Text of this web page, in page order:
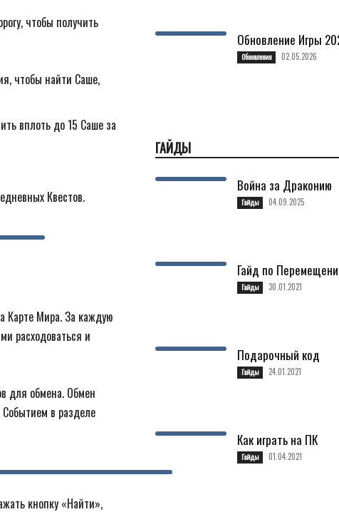
чтобы получить
чтобы найти Саше,
вплоть до 15 Саше за
Квестов.
Карте Мира. За каждую
расходоваться и
для обмена. Обмен
в разделе
кнопку «Найти»,
Обновление Игры
Обновления 02.05.2026
ГАЙДЫ
Война за Драконию
Гайды 04.09.2025
Гайд по
Гайды 30.01.2021
Подарочный код
Гайды 24.01.2021
Как играть на ПК
Гайды 01.04.2021